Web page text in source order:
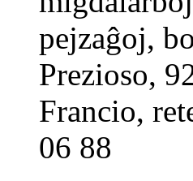
pejzaĝoj,
Prezioso,
Francio,
06 88